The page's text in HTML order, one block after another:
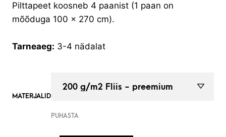
Pilttapeet koosneb 4 paanist (1 paan on
mõõduga 100 x 270 cm).
Tarneaeg: 3-4 nädalat
MATERJALID
PUHASTA